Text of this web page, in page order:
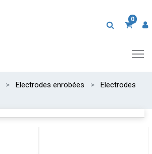
0
Electrodes enrobées
Electrodes